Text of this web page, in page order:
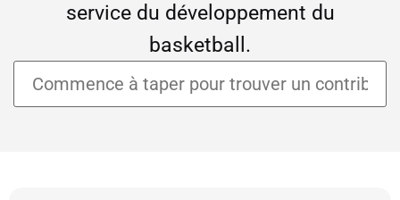
service du développement du
basketball.